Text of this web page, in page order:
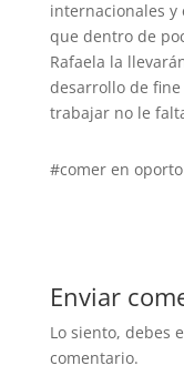
internacionales y
que dentro de
Rafaela la
desarrollo de
trabajar no le
#comer en
Enviar
Lo siento, debes
comentario.